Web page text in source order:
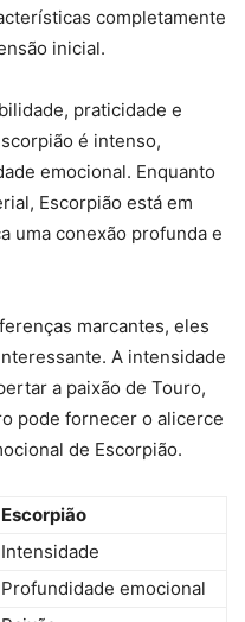
completamente
inicial.
praticidade e
é intenso,
emocional. Enquanto
Escorpião está em
uma conexão profunda e
marcantes, eles
A intensidade
a paixão de Touro,
pode fornecer o alicerce
de Escorpião.
Escorpião
Intensidade
Profundidade emocional